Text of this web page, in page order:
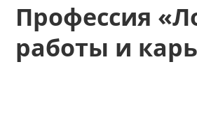
Профессия
работы и